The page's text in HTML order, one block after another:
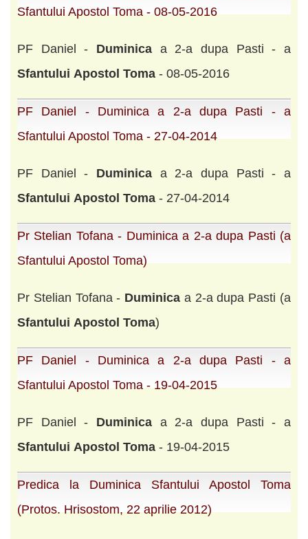
Sfantului Apostol Toma - 08-05-2016
PF Daniel - Duminica a 2-a dupa Pasti - a
Sfantului Apostol Toma - 08-05-2016
PF Daniel - Duminica a 2-a dupa Pasti - a
Sfantului Apostol Toma - 27-04-2014
PF Daniel - Duminica a 2-a dupa Pasti - a
Sfantului Apostol Toma - 27-04-2014
Pr Stelian Tofana - Duminica a 2-a dupa Pasti (a
Sfantului Apostol Toma)
Pr Stelian Tofana - Duminica a 2-a dupa Pasti (a
Sfantului Apostol Toma)
PF Daniel - Duminica a 2-a dupa Pasti - a
Sfantului Apostol Toma - 19-04-2015
PF Daniel - Duminica a 2-a dupa Pasti - a
Sfantului Apostol Toma - 19-04-2015
Predica la Duminica Sfantului Apostol Toma
(Protos. Hrisostom, 22 aprilie 2012)